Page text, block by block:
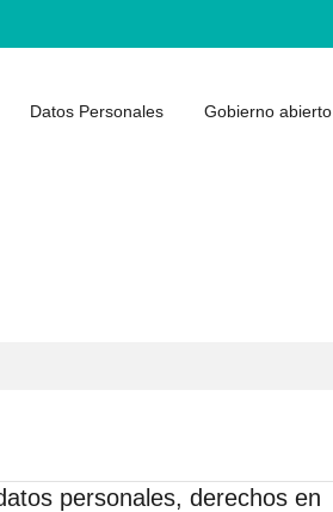
Datos Personales Gobierno abierto
personales, derechos en